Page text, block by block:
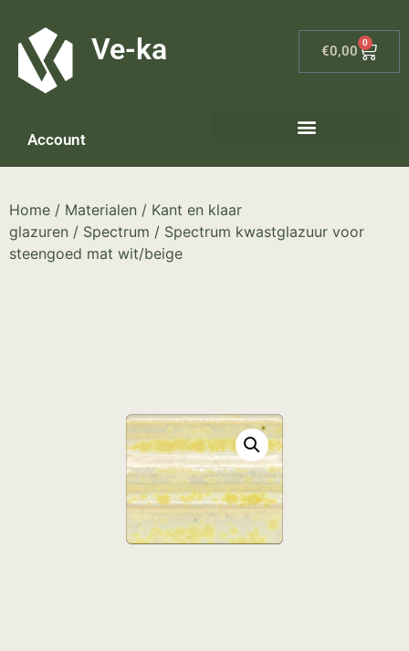
Ve-ka €0,00
0
Account
Home / Materialen / Kant en klaar
glazuren / Spectrum / Spectrum kwastglazuur voor
steengoed mat wit/beige